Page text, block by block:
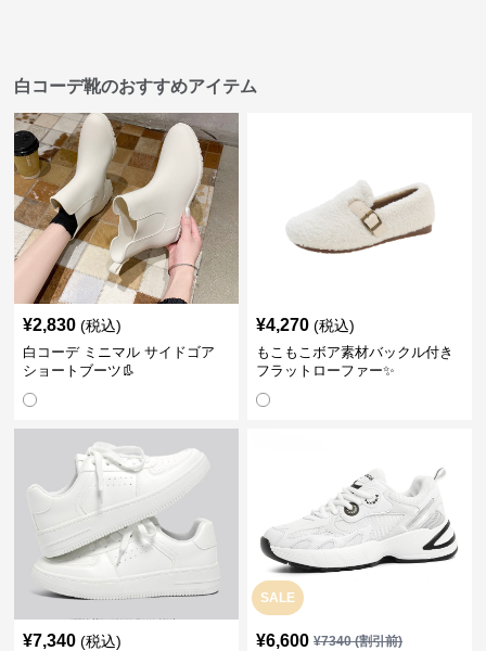
白コーデ靴のおすすめアイテム
¥2,830 (税込)
白コーデ ミニマル サイドゴア
ショートブーツ👢
¥4,270 (税込)
もこもこボア素材バックル付き
フラットローファー✨
¥7,340 (税込)
SALE
¥6,600 ¥7340(割引前)